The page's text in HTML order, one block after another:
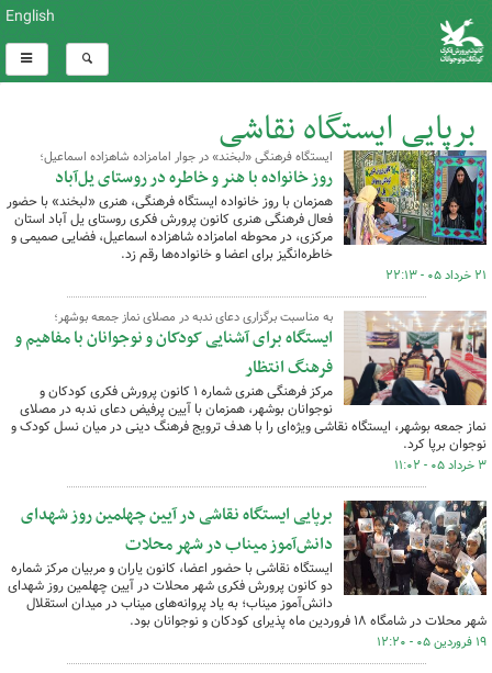
English
برپایی ایستگاه نقاشی
کل اخبار:63
ایستگاه فرهنگی «لبخند» در جوار امامزاده شاهزاده اسماعیل؛
روز خانواده با هنر و خاطره در روستای یل‌آباد
همزمان با روز خانواده ایستگاه فرهنگی، هنری «لبخند» با حضور
فعال فرهنگی هنری کانون پرورش فکری روستای یل آباد استان
مرکزی، در محوطه امامزاده شاهزاده اسماعیل، فضایی صمیمی و
خاطره‌انگیز برای اعضا و خانواده‌ها رقم زد.
۲۱ خرداد ۰۵ - ۲۲:۱۳
به مناسبت برگزاری دعای ندبه در مصلای نماز جمعه بوشهر؛
ایستگاه برای آشنایی کودکان و نوجوانان با مفاهیم و
فرهنگ انتظار
مرکز فرهنگی هنری شماره ۱ کانون پرورش فکری کودکان و
نوجوانان بوشهر، همزمان با آیین پرفیض دعای ندبه در مصلای
نماز جمعه بوشهر، ایستگاه نقاشی ویژه‌ای را با هدف ترویج فرهنگ دینی در میان نسل کودک و
نوجوان برپا کرد.
۳ خرداد ۰۵ - ۱۱:۰۲
برپایی ایستگاه نقاشی در آیین چهلمین روز شهدای
دانش‌آموز میناب در شهر محلات
ایستگاه نقاشی با حضور اعضا، کانون یاران و مربیان مرکز شماره
دو کانون پرورش فکری شهر محلات در آیین چهلمین روز شهدای
دانش‌آموز میناب؛ به یاد پروانه‌های میناب در میدان استقلال
شهر محلات در شامگاه ۱۸ فروردین ماه پذیرای کودکان و نوجوانان بود.
۱۹ فروردین ۰۵ - ۱۲:۲۰